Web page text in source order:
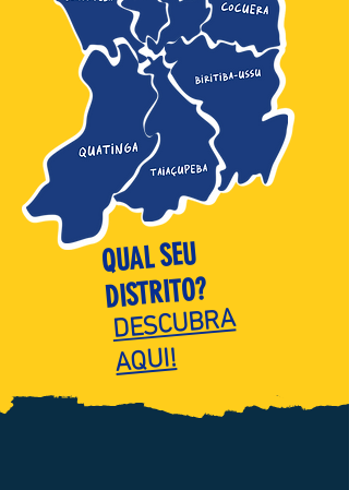
QUAL SEU
DISTRITO?
DESCUBRA
AQUI!